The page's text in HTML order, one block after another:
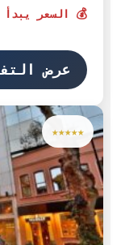
💰 السعر يبدأ من 250 دولار الى
عرض
★★★★★